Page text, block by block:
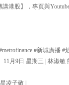
港股】，專頁與
#新城廣播
月9日 星期三 | 林淑敏
凌子敬 |